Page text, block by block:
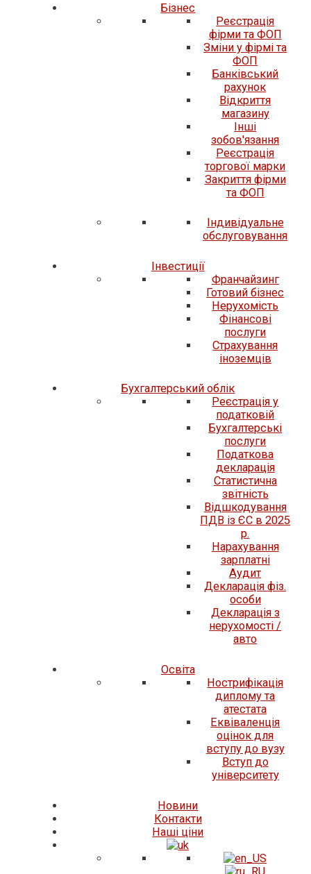
Бізнес
Реєстрація
фірми та ФОП
Зміни у фірмі та
ФОП
Банківський
рахунок
Відкриття
магазину
Інші
зобов'язання
Реєстрація
торгової марки
Закриття фірми
та ФОП
Індивідуальне
обслуговування
Iнвестиції
Франчайзинг
Готовий бізнес
Нерухомість
Фінансові
послуги
Страхування
іноземців
Бухгалтерський облік
Реєстрація у
податковій
Бухгалтерські
послуги
Податкова
декларація
Статистична
звітність
Відшкодування
ПДВ із ЄС в 2025
р.
Нарахування
зарплатні
Аудит
Декларація фіз.
особи
Декларація з
нерухомості /
авто
Освіта
Нострифікація
диплому та
атестата
Еквіваленція
оцінок для
вступу до вузу
Вступ до
університету
Новини
Контакти
Нашi цiни